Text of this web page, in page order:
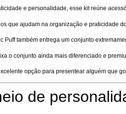
e personalidade, esse kit reúne
que ajudam na organização e
também entrega um conjunto
o conjunto ainda mais diferenciado e
opção para presentear alguém que
de